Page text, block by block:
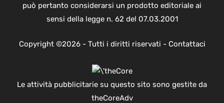
può pertanto considerarsi un prodotto editoriale ai
sensi della legge n. 62 del 07.03.2001
Copyright ©2026 - Tutti i diritti riservati - Contattaci
Le attività pubblicitarie su questo sito sono gestite da
theCoreAdv